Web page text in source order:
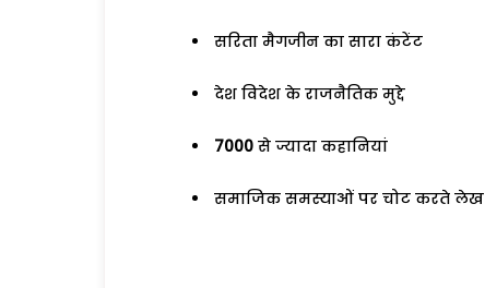
सरिता मैगजीन का सारा कंटेंट
देश विदेश के राजनैतिक मुद्दे
7000 से ज्यादा कहानियां
समाजिक समस्याओं पर चोट करते लेख